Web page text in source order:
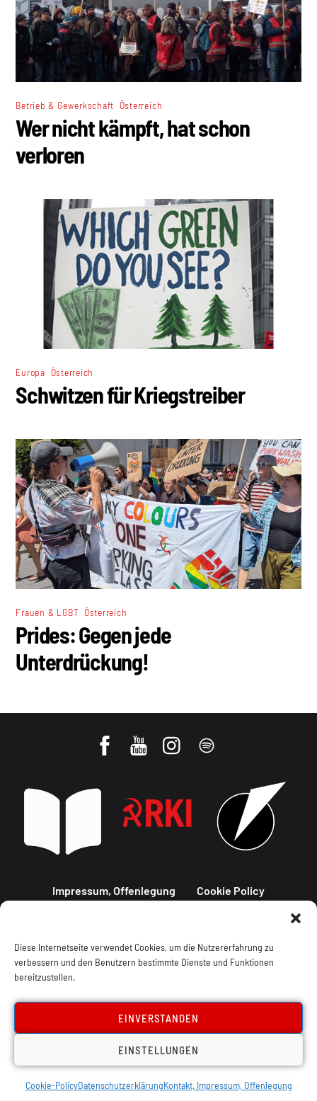
Diese Internetseite verwendet Cookies, um die Nutzererfahrung zu
verbessern und den Benutzern bestimmte Dienste und Funktionen
bereitzustellen.
EINVERSTANDEN
EINSTELLUNGEN
Cookie-PolicyDatenschutzerklärungKontakt, Impressum, Offenlegung
Betrieb & Gewerkschaft Österreich
Wer nicht kämpft, hat schon
verloren
Europa Österreich
Schwitzen für Kriegstreiber
Frauen & LGBT Österreich
Prides: Gegen jede
Unterdrückung!
Impressum, Offenlegung Cookie Policy